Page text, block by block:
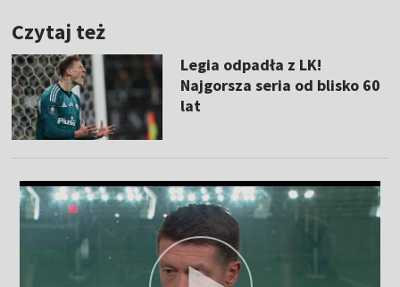
Czytaj też
Legia odpadła z LK!
Najgorsza seria od blisko 60
lat